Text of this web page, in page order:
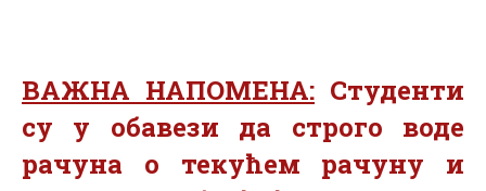
ВАЖНА НАПОМЕНА: Студенти
су у обавези да строго воде
рачуна о текућем рачуну и